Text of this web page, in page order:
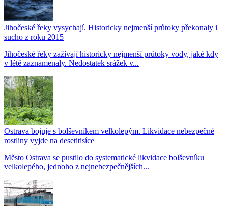
Jihočeské řeky vysychají. Historicky nejmenší průtoky překonaly i
sucho z roku 2015
Jihočeské řeky zažívají historicky nejmenší průtoky vody, jaké kdy
v létě zaznamenaly. Nedostatek srážek v...
Ostrava bojuje s bolševníkem velkolepým. Likvidace nebezpečné
rostliny vyjde na desetitisíce
Město Ostrava se pustilo do systematické likvidace bolševníku
velkolepého, jednoho z nejnebezpečnějších...